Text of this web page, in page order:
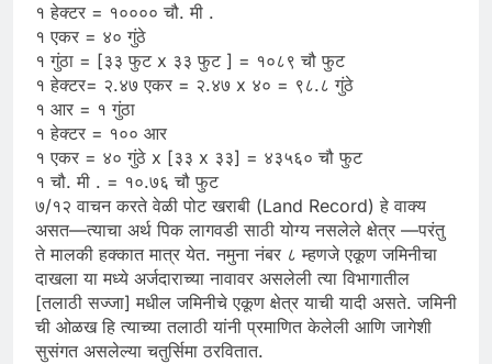
१ हेक्टर = १०००० चौ. मी .
१ एकर = ४० गुंठे
१ गुंठा = [३३ फुट x ३३ फुट ] = १०८९ चौ फुट
१ हेक्टर= २.४७ एकर = २.४७ x ४० = ९८.८ गुंठे
१ आर = १ गुंठा
१ हेक्टर = १०० आर
१ एकर = ४० गुंठे x [३३ x ३३] = ४३५६० चौ फुट
१ चौ. मी . = १०.७६ चौ फुट
७/१२ वाचन करते वेळी पोट खराबी (Land Record) हे वाक्य
असत—त्याचा अर्थ पिक लागवडी साठी योग्य नसलेले क्षेत्र —परंतु
ते मालकी हक्कात मात्र येत. नमुना नंबर ८ म्हणजे एकूण जमिनीचा
दाखला या मध्ये अर्जदाराच्या नावावर असलेली त्या विभागातील
[तलाठी सज्जा] मधील जमिनीचे एकूण क्षेत्र याची यादी असते. जमिनी
ची ओळख हि त्याच्या तलाठी यांनी प्रमाणित केलेली आणि जागेशी
सुसंगत असलेल्या चतुर्सिमा ठरवितात.